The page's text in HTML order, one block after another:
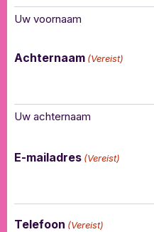
Uw voornaam
Achternaam (Vereist)
Uw achternaam
E-mailadres (Vereist)
Telefoon (Vereist)